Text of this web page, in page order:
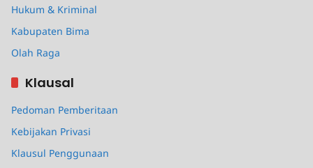
Hukum & Kriminal
Kabupaten Bima
Olah Raga
Klausal
Pedoman Pemberitaan
Kebijakan Privasi
Klausul Penggunaan